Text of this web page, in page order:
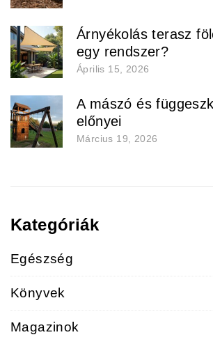
Április 15, 2026
Árnyékolás terasz
egy rendszer?
Március 19, 2026
A mászó és
előnyei
Kategóriák
Egészség
Könyvek
Magazinok